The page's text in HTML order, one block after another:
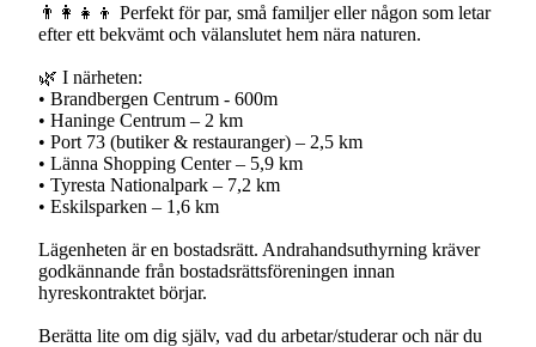
👨‍👩‍👧‍👦 Perfekt för par, små familjer eller någon som letar
efter ett bekvämt och välanslutet hem nära naturen.
🌿 I närheten:
• Brandbergen Centrum - 600m
• Haninge Centrum – 2 km
• Port 73 (butiker & restauranger) – 2,5 km
• Länna Shopping Center – 5,9 km
• Tyresta Nationalpark – 7,2 km
• Eskilsparken – 1,6 km
Lägenheten är en bostadsrätt. Andrahandsuthyrning kräver
godkännande från bostadsrättsföreningen innan
hyreskontraktet börjar.
Berätta lite om dig själv, vad du arbetar/studerar och när du